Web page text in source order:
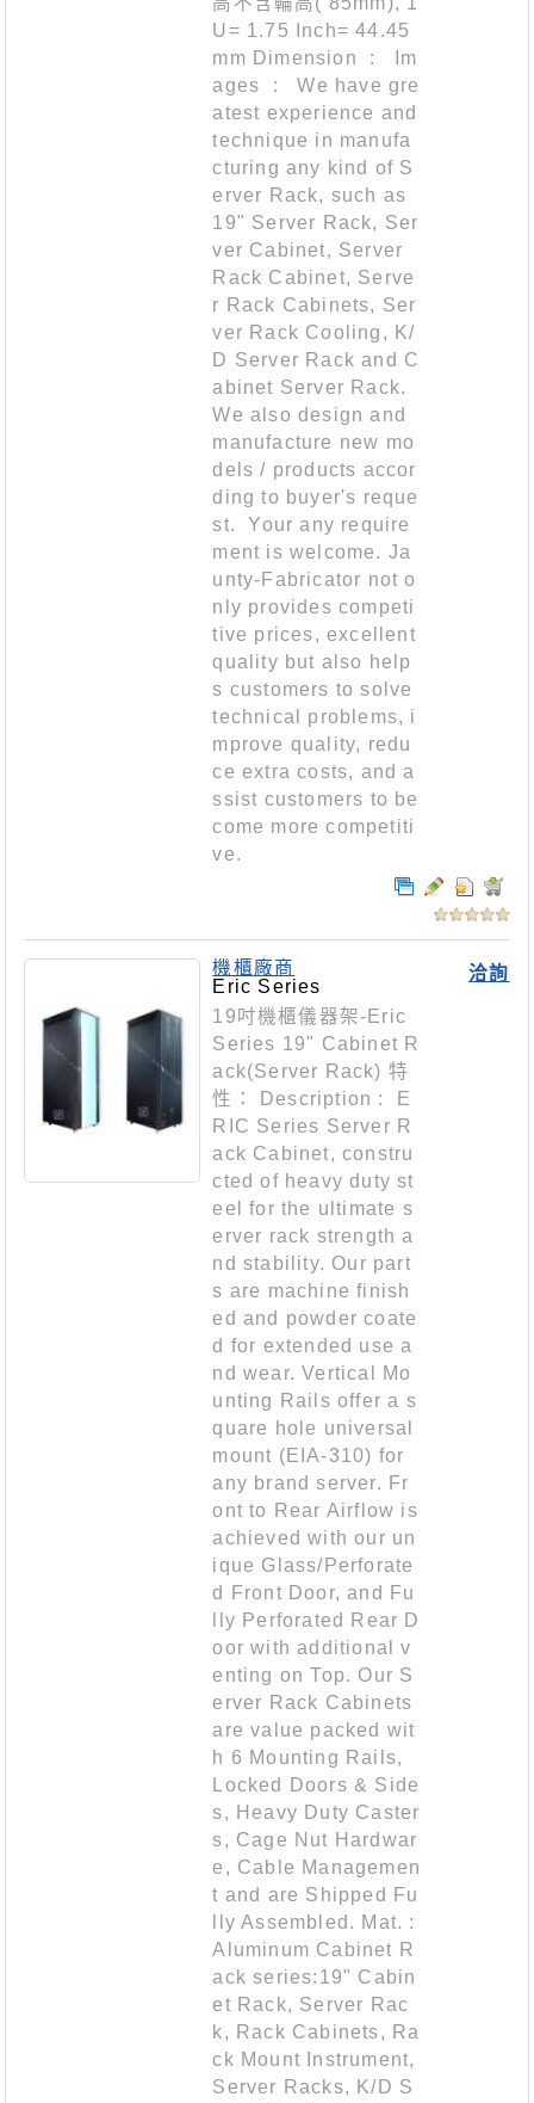
U= 1.75 Inch= 44.45
mm Dimension : Im
ages : We have gre
atest experience and
technique in manufa
cturing any kind of S
erver Rack, such as
19" Server Rack, Ser
ver Cabinet, Server
Rack Cabinet, Serve
r Rack Cabinets, Ser
ver Rack Cooling, K/
D Server Rack and C
abinet Server Rack.
We also design and
manufacture new mo
dels / products accor
ding to buyer's reque
st. Your any require
ment is welcome. Ja
unty-Fabricator not o
nly provides competi
tive prices, excellent
quality but also help
s customers to solve
technical problems, i
mprove quality, redu
ce extra costs, and a
ssist customers to be
come more competiti
ve.
洽詢
機櫃廠商
Eric Series
19吋機櫃儀器架-Eric
Series 19" Cabinet R
ack(Server Rack) 特
性： Description : E
RIC Series Server R
ack Cabinet, constru
cted of heavy duty st
eel for the ultimate s
erver rack strength a
nd stability. Our part
s are machine finish
ed and powder coate
d for extended use a
nd wear. Vertical Mo
unting Rails offer a s
quare hole universal
mount (EIA-310) for
any brand server. Fr
ont to Rear Airflow is
achieved with our un
ique Glass/Perforate
d Front Door, and Fu
lly Perforated Rear D
oor with additional v
enting on Top. Our S
erver Rack Cabinets
are value packed wit
h 6 Mounting Rails,
Locked Doors & Side
s, Heavy Duty Caster
s, Cage Nut Hardwar
e, Cable Managemen
t and are Shipped Fu
lly Assembled. Mat. :
Aluminum Cabinet R
ack series:19" Cabin
et Rack, Server Rac
k, Rack Cabinets, Ra
ck Mount Instrument,
Server Racks, K/D S